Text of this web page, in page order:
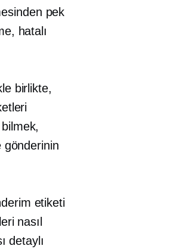
pek
hatalı
birlikte,
gönderinin
etiketi
nasıl
detaylı